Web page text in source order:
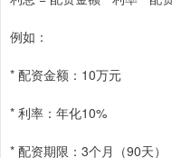
例如：
* 配资金额：10万元
* 利率：年化10%
* 配资期限：3个月（90天）